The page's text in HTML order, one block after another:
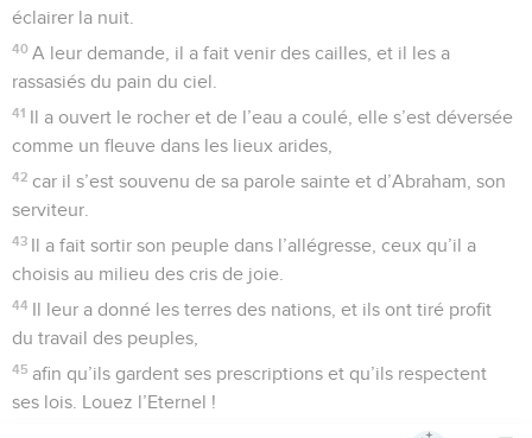
éclairer la nuit.
40 A leur demande, il a fait venir des cailles, et il les a
rassasiés du pain du ciel.
41 Il a ouvert le rocher et de l’eau a coulé, elle s’est déversée
comme un fleuve dans les lieux arides,
42 car il s’est souvenu de sa parole sainte et d’Abraham, son
serviteur.
43 Il a fait sortir son peuple dans l’allégresse, ceux qu’il a
choisis au milieu des cris de joie.
44 Il leur a donné les terres des nations, et ils ont tiré profit
du travail des peuples,
45 afin qu’ils gardent ses prescriptions et qu’ils respectent
ses lois. Louez l’Eternel !